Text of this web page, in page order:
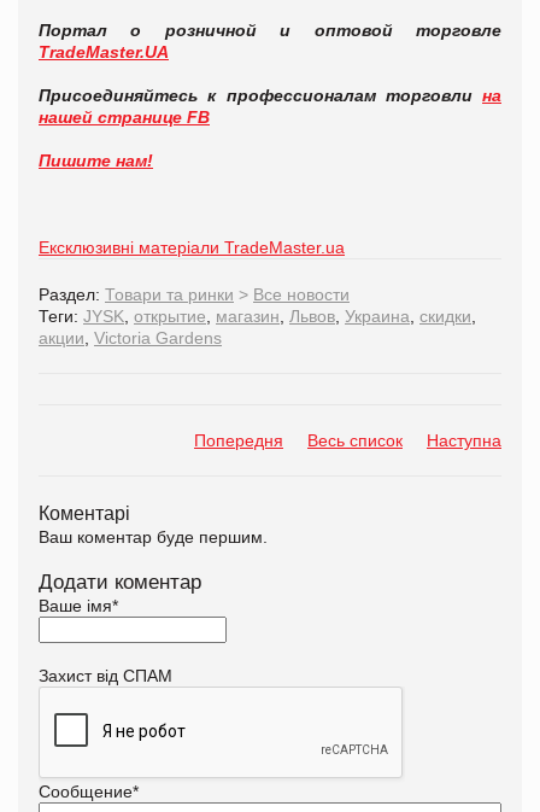
Портал о розничной и оптовой торговле
TradeMaster.UA
Присоединяйтесь к профессионалам торговли на
нашей странице FB
Пишите нам!
Ексклюзивні матеріали TradeMaster.ua
Раздел: Товари та ринки > Все новости
Теги: JYSK открытие магазин Львов Украина скидки
акции Victoria Gardens
Попередня Весь список Наступна
Коментарі
Ваш коментар буде першим.
Додати коментар
Ваше імя*
Захист від СПАМ
Сообщение*